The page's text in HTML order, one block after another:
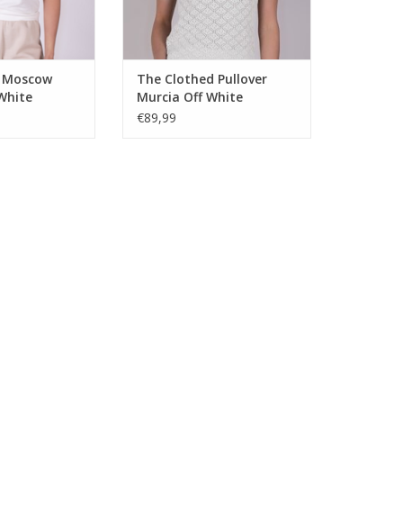
The Clothed Pullover
Murcia Off White
€89,99